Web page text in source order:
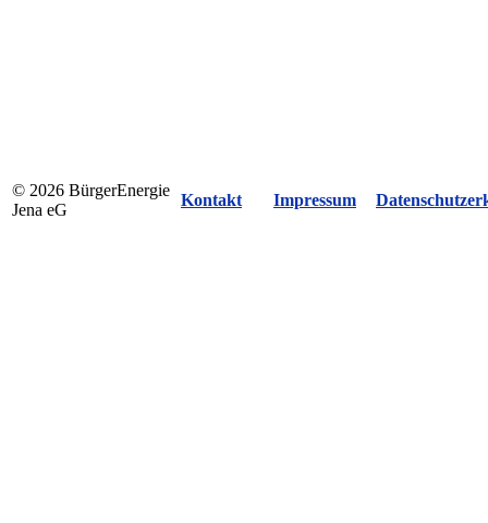
© 2026 BürgerEnergie
Jena eG
Kontakt Impressum